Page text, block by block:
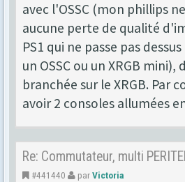
avec l'OSSC (mon phillips
aucune perte de qualité
PS1 qui ne passe pas
un OSSC ou un XRGB mini),
branchée sur le XRGB. Par
avoir 2 consoles allumées
Re: Commutateur, multi
#441440 parVictoria